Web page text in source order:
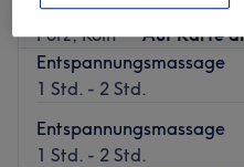
4,7
328
Porz, Köln
Auf Karte
Entspannungsmassage
1 Std. - 2 Std.
Entspannungsmassage
1 Std. - 2 Std.